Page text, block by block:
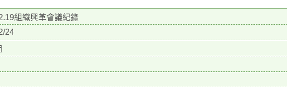
組織興革會議紀錄
24